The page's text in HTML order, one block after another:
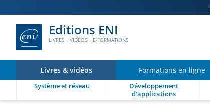
Editions ENI
LIVRES | VIDÉOS | E-FORMATIONS
Livres & vidéos Formations en ligne
Système et réseau
Développement
d'applications